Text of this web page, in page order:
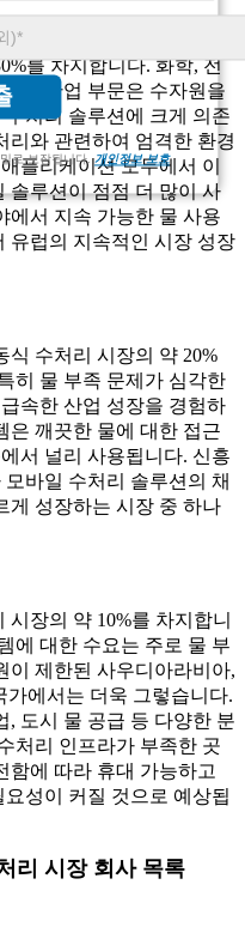
로 보장됩니다.개인정보 보호
를 차지합니다. 화학, 전
의 산업 부문은 수자원을
처리 솔루션에 크게 의존
리와 관련하여 엄격한 환경
플리케이션 모두에서 이
솔루션이 점점 더 많이 사
에서 지속 가능한 물 사용
유럽의 지속적인 시장 성장
식 수처리 시장의 약 20%
히 물 부족 문제가 심각한
속한 산업 성장을 경험하
은 깨끗한 물에 대한 접근
서 널리 사용됩니다. 신흥
바일 수처리 솔루션의 채
게 성장하는 시장 중 하나
장의 약 10%를 차지합니
에 대한 수요는 주로 물 부
이 제한된 사우디아라비아,
에서는 더욱 그렇습니다.
, 도시 물 공급 등 다양한 분
처리 인프라가 부족한 곳
함에 따라 휴대 가능하고
성이 커질 것으로 예상됩
리 시장 회사 목록